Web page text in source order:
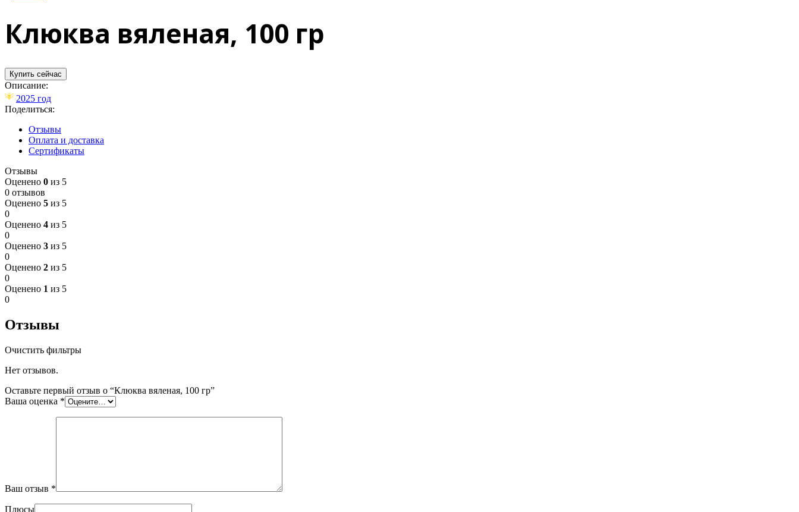
Клюква вяленая, 100 гр
Купить сейчас
Описание:
2025 год
Поделиться:
Отзывы
Оплата и доставка
Сертификаты
Отзывы
Оценено 0 из 5
0 отзывов
Оценено 5 из 5
0
Оценено 4 из 5
0
Оценено 3 из 5
0
Оценено 2 из 5
0
Оценено 1 из 5
0
Отзывы
Очистить фильтры
Нет отзывов.
Оставьте первый отзыв о “Клюква вяленая, 100 гр”
Ваша оценка *
Ваш отзыв *
Плюсы